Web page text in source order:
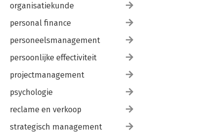
organisatiekunde
personal finance
personeelsmanagement
persoonlijke effectiviteit
projectmanagement
psychologie
reclame en verkoop
strategisch management